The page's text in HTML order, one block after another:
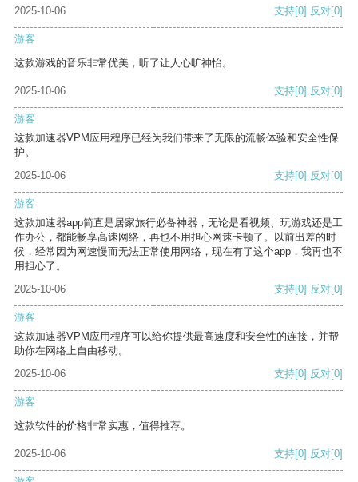
2025-10-06
支持[0] 反对[0]
游客
这款游戏的音乐非常优美，听了让人心旷神怡。
2025-10-06 支持[0] 反对[0]
游客
这款加速器VPM应用程序已经为我们带来了无限的流畅体验和安全性保
护。
2025-10-06
支持[0] 反对[0]
游客
这款加速器app简直是居家旅行必备神器，无论是看视频、玩游戏还是工
作办公，都能畅享高速网络，再也不用担心网速卡顿了。以前出差的时
候，经常因为网速慢而无法正常使用网络，现在有了这个app，我再也不
用担心了。
2025-10-06
支持[0] 反对[0]
游客
这款加速器VPM应用程序可以给你提供最高速度和安全性的连接，并帮
助你在网络上自由移动。
2025-10-06
支持[0] 反对[0]
游客
这款软件的价格非常实惠，值得推荐。
2025-10-06 支持[0] 反对[0]